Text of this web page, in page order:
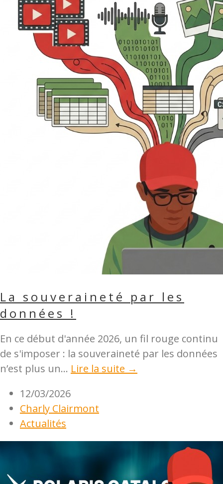
La souveraineté par les
données !
En ce début d'année 2026, un fil rouge continu
de s'imposer : la souveraineté par les données
n’est plus un... Lire la suite →
12/03/2026
Charly Clairmont
Actualités